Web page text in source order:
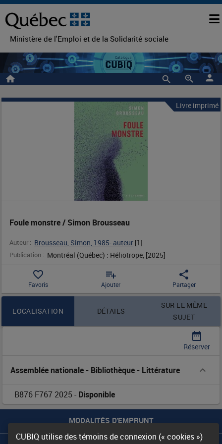
Ministère de l'Emploi et de la Solidarité sociale
home zoom_in person
Brousseau
Livre imprimé
Foule monstre / Simon Brousseau
Auteur : Brousseau, Simon, 1985- auteur [1]
Publication : Montréal (Québec) : Héliotrope, [2025]
favorite_border
Favoris
playlist_add
Ajouter
share
Partager
Contenu de la notice
LOCALISATION DÉTAILS
SUR LE MÊME
SUJET
date_range
Réserver
Assemblée nationale - Bibliothèque - Littérature
B876 F767 2025 - Disponible
MODALITÉS D'EMPRUNT
CUBIQ utilise des témoins de connexion (« cookies »)